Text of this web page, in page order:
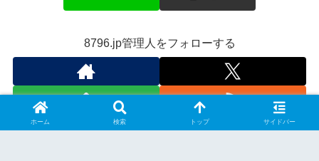
8796.jp管理人をフォローする
ホーム 検索 トップ サイドバー